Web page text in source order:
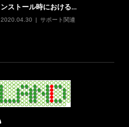
ンストール時における...
2020.04.30 サポート関連